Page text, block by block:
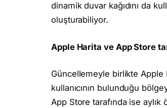
dinamik duvar kağıdını da
oluşturabiliyor.
Apple Harita ve App Store
Güncellemeyle birlikte Apple
kullanıcının bulunduğu
App Store tarafında ise